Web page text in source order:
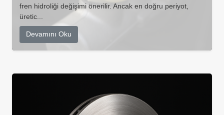
fren hidroliği değişimi önerilir. Ancak en doğru periyot,
üretic...
Devamını Oku